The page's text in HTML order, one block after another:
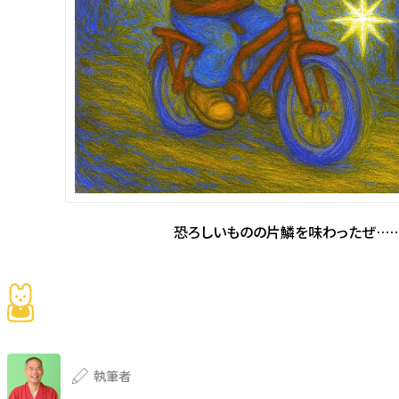
恐ろしいものの片鱗を味わったぜ
執筆者